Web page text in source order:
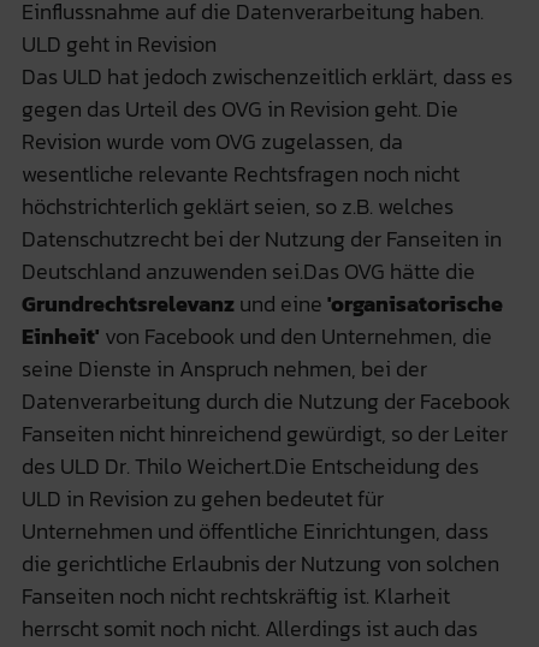
Einflussnahme auf die Datenverarbeitung haben.
ULD geht in Revision
Das ULD hat jedoch zwischenzeitlich erklärt, dass es
gegen das Urteil des OVG in Revision geht. Die
Revision wurde vom OVG zugelassen, da
wesentliche relevante Rechtsfragen noch nicht
höchstrichterlich geklärt seien, so z.B. welches
Datenschutzrecht bei der Nutzung der Fanseiten in
Deutschland anzuwenden sei.Das OVG hätte die
Grundrechtsrelevanzund eine'organisatorische
Einheit' von Facebook und den Unternehmen, die
seine Dienste in Anspruch nehmen, bei der
Datenverarbeitung durch die Nutzung der Facebook
Fanseiten nicht hinreichend gewürdigt, so der Leiter
des ULD Dr. Thilo Weichert.Die Entscheidung des
ULD in Revision zu gehen bedeutet für
Unternehmen und öffentliche Einrichtungen, dass
die gerichtliche Erlaubnis der Nutzung von solchen
Fanseiten noch nicht rechtskräftig ist. Klarheit
herrscht somit noch nicht. Allerdings ist auch das